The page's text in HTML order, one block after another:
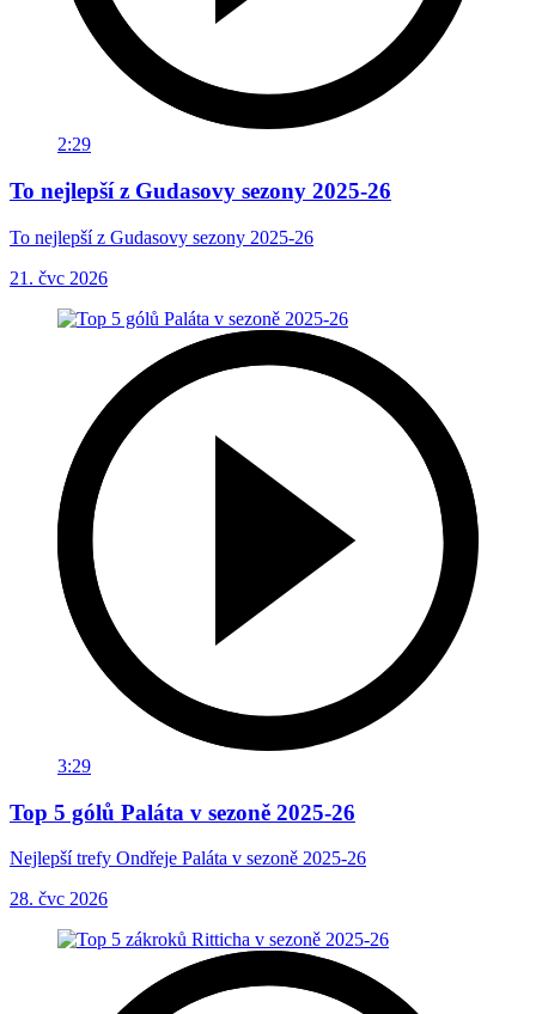
2:29
To nejlepší z Gudasovy sezony 2025-26
To nejlepší z Gudasovy sezony 2025-26
21. čvc 2026
3:29
Top 5 gólů Paláta v sezoně 2025-26
Nejlepší trefy Ondřeje Paláta v sezoně 2025-26
28. čvc 2026